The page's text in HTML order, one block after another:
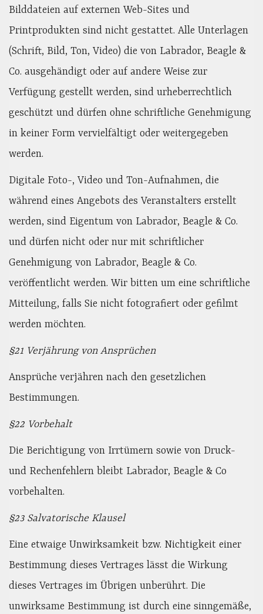
Bilddateien auf externen Web-Sites und
Printprodukten sind nicht gestattet. Alle Unterlagen
(Schrift, Bild, Ton, Video) die von Labrador, Beagle &
Co. ausgehändigt oder auf andere Weise zur
Verfügung gestellt werden, sind urheberrechtlich
geschützt und dürfen ohne schriftliche Genehmigung
in keiner Form vervielfältigt oder weitergegeben
werden.
Digitale Foto-, Video und Ton-Aufnahmen, die
während eines Angebots des Veranstalters erstellt
werden, sind Eigentum von Labrador, Beagle & Co.
und dürfen nicht oder nur mit schriftlicher
Genehmigung von Labrador, Beagle & Co.
veröffentlicht werden. Wir bitten um eine schriftliche
Mitteilung, falls Sie nicht fotografiert oder gefilmt
werden möchten.
§21 Verjährung von Ansprüchen
Ansprüche verjähren nach den gesetzlichen
Bestimmungen.
§22 Vorbehalt
Die Berichtigung von Irrtümern sowie von Druck-
und Rechenfehlern bleibt Labrador, Beagle & Co
vorbehalten.
§23 Salvatorische Klausel
Eine etwaige Unwirksamkeit bzw. Nichtigkeit einer
Bestimmung dieses Vertrages lässt die Wirkung
dieses Vertrages im Übrigen unberührt. Die
unwirksame Bestimmung ist durch eine sinngemäße,